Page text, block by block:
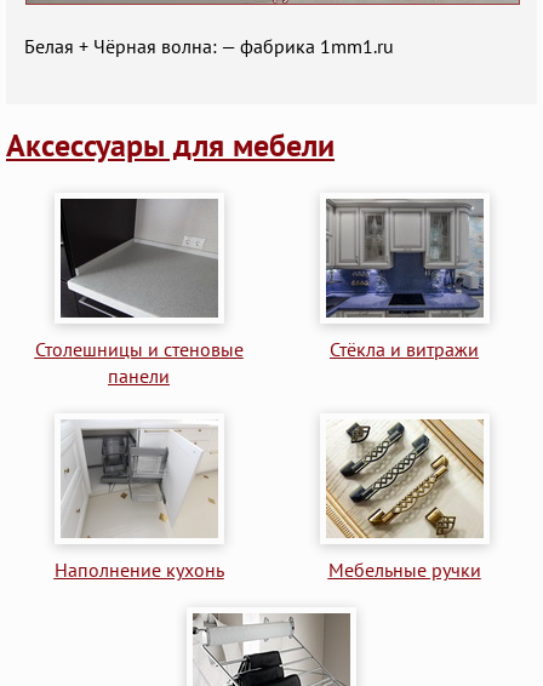
Белая + Чёрная волна: — фабрика 1mm1.ru
Аксессуары для мебели
Столешницы и стеновые
панели
Стёкла и витражи
Наполнение кухонь Мебельные ручки